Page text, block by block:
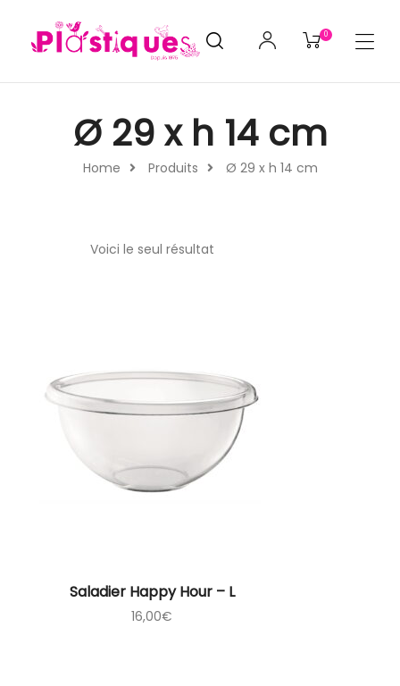
0
Home Produits Ø 29 x h 14 cm
Ø 29 x h 14 cm
Voici le seul résultat
Saladier Happy Hour – L
16,00€